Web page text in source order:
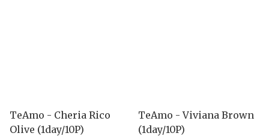
TeAmo - Cheria Rico
Olive (1day/10P)
TeAmo - Viviana Brown
(1day/10P)